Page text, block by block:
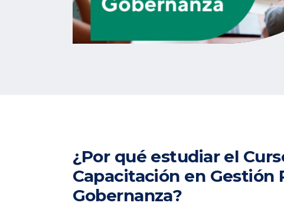
¿Por qué estudiar el
Capacitación en Gestión
Gobernanza?